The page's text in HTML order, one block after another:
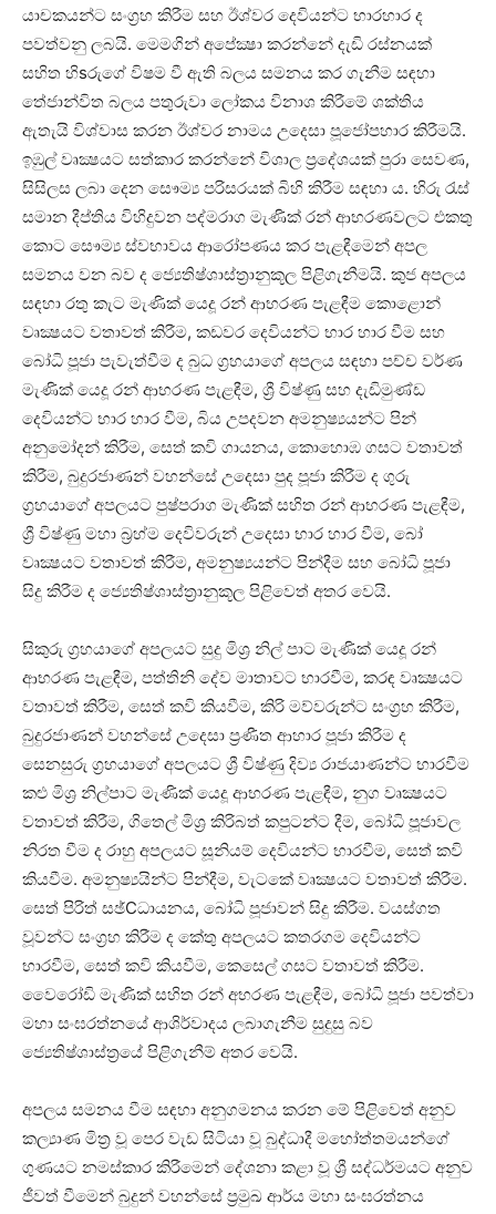
යාචකයන්ට සංග්‍රහ කිරීම සහ ඊශ්වර දෙවියන්ට භාරහාර ද
පවත්වනු ලබයි. මෙමගින් අපේක්‍ෂා කරන්නේ දැඩි රස්‌නයක්‌
සහිත හිsරුගේ විෂම වී ඇති බලය සමනය කර ගැනීම සඳහා
තේජාන්විත බලය පතුරුවා ලෝකය විනාශ කිරීමේ ශක්‌තිය
ඇතැයි විශ්වාස කරන ඊශ්වර නාමය උදෙසා පූජෝපහාර කිරීමයි.
ඉඹුල් වෘක්‍ෂයට සත්කාර කරන්නේ විශාල ප්‍රදේශයක්‌ පුරා සෙවණ,
සිසිලස ලබා දෙන සෞම්‍ය පරිසරයක්‌ බිහි කිරීම සඳහා ය. හිරු රැස්‌
සමාන දීප්තිය විහිදුවන පද්මරාග මැණික්‌ රන් ආභරණවලට එකතු
කොට සෞම්‍ය ස්‌වභාවය ආරෝපණය කර පැළඳීමෙන් අපල
සමනය වන බව ද ජ්‍යෙතිෂ්ශාස්‌ත්‍රානුකූල පිළිගැනීමයි. කුජ අපලය
සඳහා රතු කැට මැණික්‌ යෙදූ රන් ආභරණ පැළඳීම කොළොන්
වෘක්‍ෂයට වතාවත් කිරීම, කඩවර දෙවියන්ට භාර හාර වීම සහ
බෝධි පූජා පැවැත්වීම ද බුධ ග්‍රහයාගේ අපලය සඳහා පච්ච වර්ණ
මැණික්‌ යෙදූ රන් ආභරණ පැළඳීම, ශ්‍රී විෂ්ණු සහ දැඩිමුණ්‌ඩ
දෙවියන්ට භාර හාර වීම, බිය උපදවන අමනුෂ්‍යයන්ට පින්
අනුමෝදන් කිරීම, සෙත් කවි ගායනය, කොහොඹ ගසට වතාවත්
කිරීම, බුදුරජාණන් වහන්සේ උදෙසා පුද පූජා කිරීම ද ගුරු
ග්‍රහයාගේ අපලයට පුෂ්පරාග මැණික්‌ සහිත රන් ආභරණ පැළඳීම,
ශ්‍රී විෂ්ණු මහා බ්‍රහ්ම දෙවිවරුන් උදෙසා භාර හාර වීම, බෝ
වෘක්‍ෂයට වතාවත් කිරීම, අමනුෂ්‍යයන්ට පින්දීම සහ බෝධි පූජා
සිදු කිරීම ද ජ්‍යෙතිෂ්ශාස්‌ත්‍රානුකූල පිළිවෙත් අතර වෙයි.
සිකුරු ග්‍රහයාගේ අපලයට සුදු මිශ්‍ර නිල් පාට මැණික්‌ යෙදූ රන්
ආභරණ පැළඳීම, පත්තිනි දේව මාතාවට භාරවීම, කරඳ වෘක්‍ෂයට
වතාවත් කිරීම, සෙත් කවි කියවීම, කිරි මව්වරුන්ට සංග්‍රහ කිරීම,
බුදුරජාණන් වහන්සේ උදෙසා ප්‍රණීත ආහාර පූජා කිරීම ද
සෙනසුරු ග්‍රහයාගේ අපලයට ශ්‍රී විෂ්ණු දිව්‍ය රාජයාණන්ට භාරවීම
කළු මිශ්‍ර නිල්පාට මැණික්‌ යෙදූ ආභරණ පැළඳීම, නුග වෘක්‍ෂයට
වතාවත් කිරීම, ගිතෙල් මිශ්‍ර කිරිබත් කපුටන්ට දීම, බෝධි පූජාවල
නිරත වීම ද රාහු අපලයට සූනියම් දෙවියන්ට භාරවීම, සෙත් කවි
කියවීම. අමනුෂ්‍යයින්ට පින්දීම, වැටකේ වෘක්‍ෂයට වතාවත් කිරීම.
සෙත් පිරිත් සඡ්Cධායනය, බෝධි පූජාවන් සිදු කිරීම. වයස්‌ගත
වූවන්ට සංග්‍රහ කිරීම ද කේතු අපලයට කතරගම දෙවියන්ට
භාරවීම, සෙත් කවි කියවීම, කෙසෙල් ගසට වතාවත් කිරීම.
වෛරෝඩි මැණික්‌ සහිත රන් අභරණ පැළඳීම, බෝධි පූජා පවත්වා
මහා සංඝරත්නයේ ආශිර්වාදය ලබාගැනීම සුදුසු බව
ජ්‍යෙතිෂ්ශාස්‌ත්‍රයේ පිළිගැනීම් අතර වෙයි.
අපලය සමනය වීම සඳහා අනුගමනය කරන මේ පිළිවෙත් අනුව
කල්‍යාණ මිත්‍ර වූ පෙර වැඩ සිටියා වූ බුද්ධාදී මහෝත්තමයන්ගේ
ගුණයට නමස්‌කාර කිරීමෙන් දේශනා කළා වූ ශ්‍රී සද්ධර්මයට අනුව
ජීවත් වීමෙන් බුදුන් වහන්සේ ප්‍රමුඛ ආර්ය මහා සංඝරත්නය